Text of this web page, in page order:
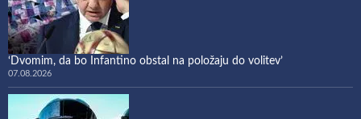
‘Dvomim, da bo Infantino obstal na položaju do volitev’
07.08.2026